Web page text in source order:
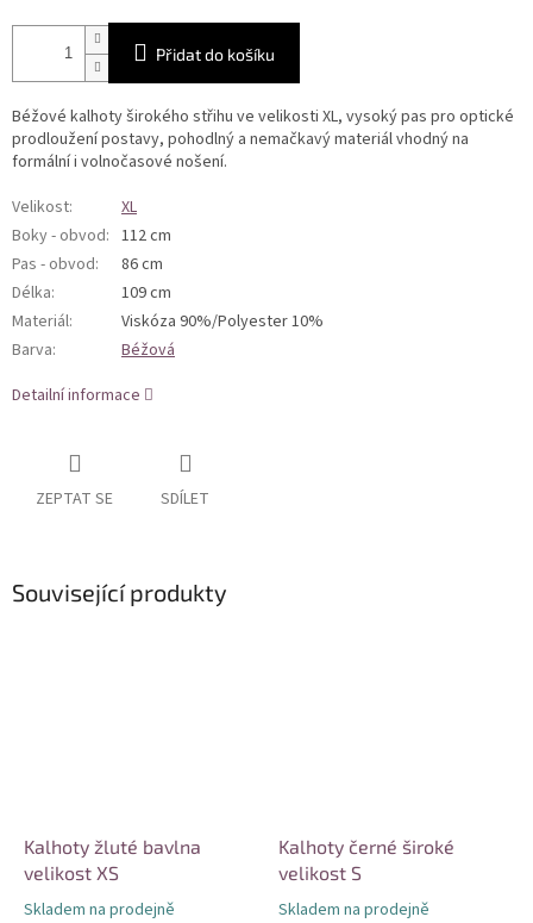
Přidat do košíku
Béžové kalhoty širokého střihu ve velikosti XL, vysoký pas pro optické
prodloužení postavy, pohodlný a nemačkavý materiál vhodný na
formální i volnočasové nošení.
Velikost:
XL
Boky - obvod: 112 cm
Pas - obvod:
86 cm
Délka:
109 cm
Materiál:
Viskóza 90%/Polyester 10%
Barva:
Béžová
Detailní informace
ZEPTAT SE SDÍLET
Související produkty
Kalhoty žluté bavlna
velikost XS
Skladem na prodejně
Kalhoty černé široké
velikost S
Skladem na prodejně